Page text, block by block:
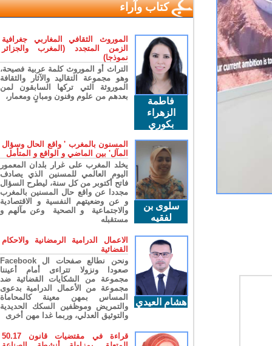
كتاب وآراء
فاطمة
الزهراء
بكوري
الموروث الثقافي المغاربي جغرافية
الزمن المتجدد (المغرب والجزائر
نموذجا)
التراث أو الموروث كلمة عربية فصيحة،
وهو مجموعة التقاليد والآثار والثقافة
الموروثة التي تركها السابقون لمن
بعدهم من علوم وفنون ومبانٍ ومعمار،
سلوى بن
لفقيه
المسنون بالمغرب ' واقع الحال وسؤال
المآل' بين الماضي و الواقع و المتأمل
يخلد المغرب على غرار بلدان المعمور
اليوم العالمي للمسنين الذي يصادف
فاتح أكتوبر من كل سنة، ليطرح السؤال
مجددا عن واقع حال المسنين بالمغرب
و عن وضعيتهم النفسية و الاقتصادية
والاجتماعية و الصحية وعن مآلهم و
مستقبله
هشام العيدي
الاعمال الدرامية الرمضانية والاحكام
القضائية
ونحن نطالع صفحات ال Facebook
صعودا ونزولا تتراءى أمام أعيننا
مجموعة من الشكايات القضائية ضد
مجموعة من الأعمال الدرامية بدعوى
المساس بمهن معينة كالمحاماة
والتمريض وموظفين السكك الحديدية
والتوثيق العدلي، وربما غدا مهن أخرى
قراءة في مقتضيات قانون 50.17